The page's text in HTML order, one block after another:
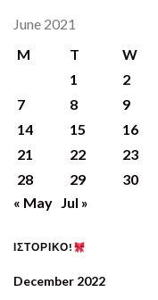
June 2021
M
T W
1
2
7
8 9
14
15 16
21
22 23
28
29
30
« May Jul »
ΙΣΤΟΡΙΚΟ!
December 2022